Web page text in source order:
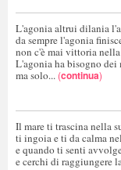
L'agonia altrui dilania
da sempre l'agonia
non c'è mai vittoria
L'agonia ha bisogno
ma solo... (continua)
Il mare ti trascina nella
ti ingoia e ti da calma
e quando ti senti
e cerchi di raggiungere